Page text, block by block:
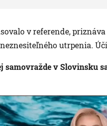
v referende,
utrpenia.
samovražde v Slovinsku